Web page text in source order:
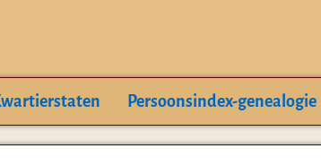
Persoonsindex-genealogie